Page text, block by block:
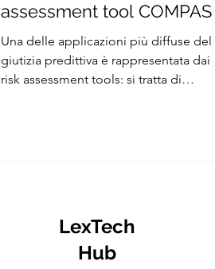
assessment tool COMPAS
Una delle applicazioni più diffuse della
giutizia predittiva è rappresentata dai
risk assessment tools: si tratta di
LexTech
Hub